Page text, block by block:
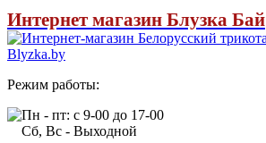
Интернет магазин Блузка Бай
Режим работы:
Пн - пт: с 9-00 до 17-00
Сб, Вс - Выходной